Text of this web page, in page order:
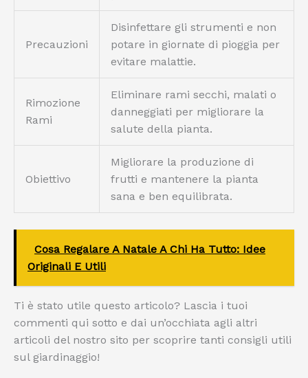
Precauzioni
Disinfettare gli strumenti e non
potare in giornate di pioggia per
evitare malattie.
Rimozione
Rami
Eliminare rami secchi, malati o
danneggiati per migliorare la
salute della pianta.
Obiettivo
Migliorare la produzione di
frutti e mantenere la pianta
sana e ben equilibrata.
Cosa Regalare A Natale A Chi Ha Tutto: Idee
Originali E Utili
Ti è stato utile questo articolo? Lascia i tuoi
commenti qui sotto e dai un’occhiata agli altri
articoli del nostro sito per scoprire tanti consigli utili
sul giardinaggio!